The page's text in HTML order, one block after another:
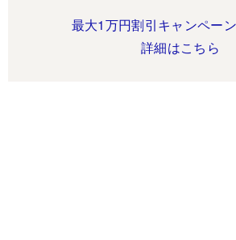
最大1万円割引キャンペー
詳細はこちら